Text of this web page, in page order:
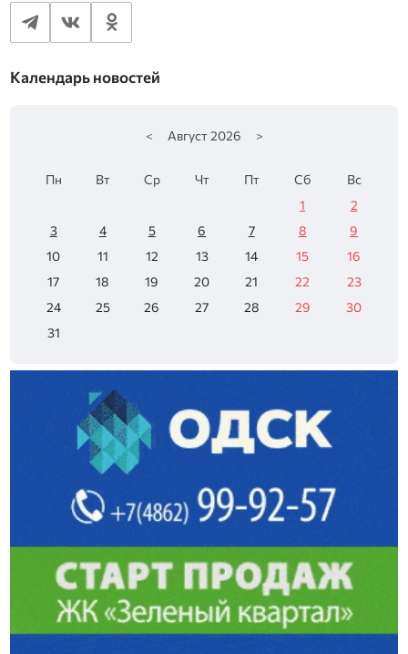
Календарь новостей
< Август 2026 >
Пн Вт Ср Чт Пт Сб
Вс
1
2
3
4 5 6 7 8
9
10
11 12 13 14 15
16
17
18 19 20 21 22
23
24
25 26 27 28 29
30
31